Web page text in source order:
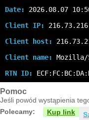
Date:
2026.08.07
Client IP:
Client host:
Client name:
Mozilla/
RTN ID:
Pomoc
Jeśli powód wystąpienia
Polecamy:
Kup link